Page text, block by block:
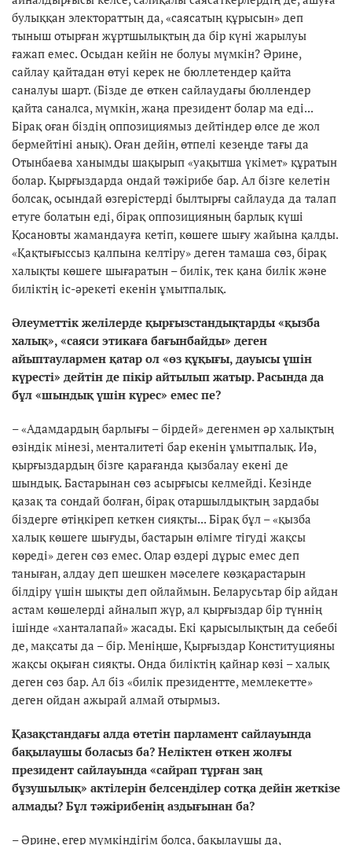
булыққан электораттың да, «саясатың құрысын» деп
тыныш отырған жұртшылықтың да бір күні жарылуы
ғажап емес. Осыдан кейін не болуы мүмкін? Әрине,
сайлау қайтадан өтуі керек не бюллетендер қайта
саналуы шарт. (Бізде де өткен сайлаудағы бюллендер
қайта саналса, мүмкін, жаңа президент болар ма еді...
Бірақ оған біздің оппозициямыз дейтіндер өлсе де жол
бермейтіні анық). Оған дейін, өтпелі кезеңде тағы да
Отынбаева ханымды шақырып «уақытша үкімет» құратын
болар. Қырғыздарда ондай тәжірибе бар. Ал бізге келетін
болсақ, осындай өзгерістерді былтырғы сайлауда да талап
етуге болатын еді, бірақ оппозицияның барлық күші
Қосановты жамандауға кетіп, көшеге шығу жайына қалды.
«Қақтығыссыз қалпына келтіру» деген тамаша сөз, бірақ
халықты көшеге шығаратын – билік, тек қана билік және
биліктің іс-әрекеті екенін ұмытпалық.
Әлеуметтік желілерде қырғызстандықтарды «қызба
халық», «саяси этикаға бағынбайды» деген
айыптаулармен қатар ол «өз құқығы, дауысы үшін
күресті» дейтін де пікір айтылып жатыр. Расында да
бұл «шындық үшін күрес» емес пе?
– «Адамдардың барлығы – бірдей» дегенмен әр халықтың
өзіндік мінезі, менталитеті бар екенін ұмытпалық. Иә,
қырғыздардың бізге қарағанда қызбалау екені де
шындық. Бастарынан сөз асырғысы келмейді. Кезінде
қазақ та сондай болған, бірақ отаршылдықтың зардабы
біздерге өтіңкіреп кеткен сияқты... Бірақ бұл – «қызба
халық көшеге шығуды, бастарын өлімге тігуді жақсы
көреді» деген сөз емес. Олар өздері дұрыс емес деп
таныған, алдау деп шешкен мәселеге көзқарастарын
білдіру үшін шықты деп ойлаймын. Беларусьтар бір айдан
астам көшелерді айналып жүр, ал қырғыздар бір түннің
ішінде «ханталапай» жасады. Екі қарысылықтың да себебі
де, мақсаты да – бір. Меніңше, Қырғыздар Конституцияны
жақсы оқыған сияқты. Онда биліктің қайнар көзі – халық
деген сөз бар. Ал біз «билік президентте, мемлекетте»
деген ойдан ажырай алмай отырмыз.
Қазақстандағы алда өтетін парламент сайлауында
бақылаушы боласыз ба? Неліктен өткен жолғы
президент сайлауында «сайрап тұрған заң
бұзушылық» актілерін белсенділер сотқа дейін жеткізе
алмады? Бұл тәжірибенің аздығынан ба?
– Әрине, егер мүмкіндігім болса, бақылаушы да,